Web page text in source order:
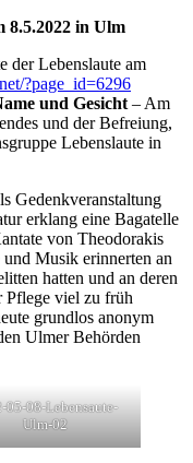
8.5.2022 in Ulm
der Lebenslaute am
?page_id=6296
und Gesicht – Am
und der Befreiung,
Lebenslaute in
Gedenkveranstaltung
erklang eine Bagatelle
von Theodorakis
Musik erinnerten an
hatten und an deren
Pflege viel zu früh
grundlos anonym
Ulmer Behörden
05-08-Lebensaute-
Ulm-02